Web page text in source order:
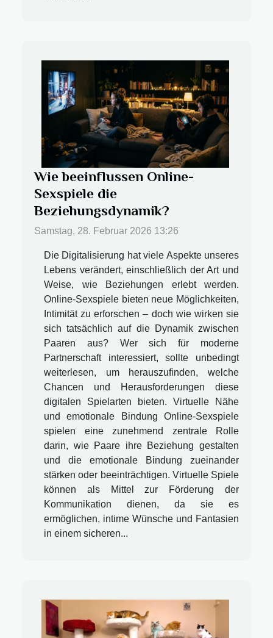
Wie beeinflussen Online-
Sexspiele die
Beziehungsdynamik?
Samstag, 28. Februar 2026 13:26
Die Digitalisierung hat viele Aspekte unseres
Lebens verändert, einschließlich der Art und
Weise, wie Beziehungen erlebt werden.
Online-Sexspiele bieten neue Möglichkeiten,
Intimität zu erforschen – doch wie wirken sie
sich tatsächlich auf die Dynamik zwischen
Paaren aus? Wer sich für moderne
Partnerschaft interessiert, sollte unbedingt
weiterlesen, um herauszufinden, welche
Chancen und Herausforderungen diese
digitalen Spielarten bieten. Virtuelle Nähe
und emotionale Bindung Online-Sexspiele
spielen eine zunehmend zentrale Rolle
darin, wie Paare ihre Beziehung gestalten
und die emotionale Bindung zueinander
stärken oder beeinträchtigen. Virtuelle Spiele
können als Mittel zur Förderung der
Kommunikation dienen, da sie es
ermöglichen, intime Wünsche und Fantasien
in einem sicheren...